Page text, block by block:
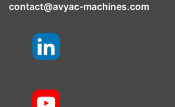
contact@avyac-machines.com